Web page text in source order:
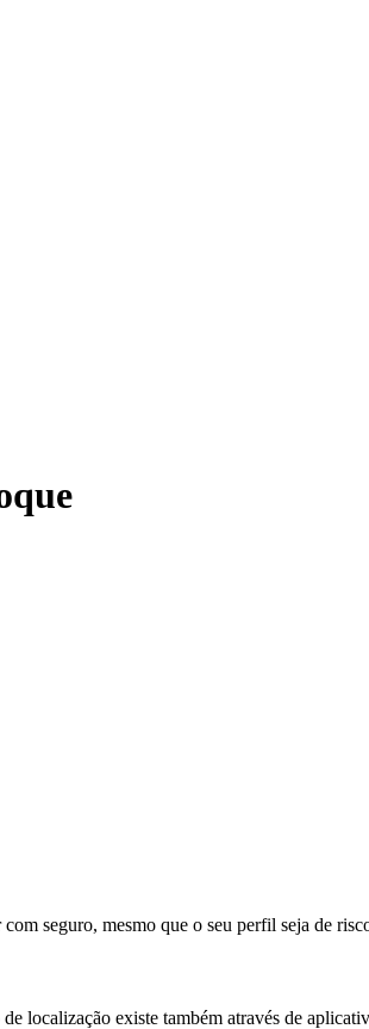
seguro, mesmo que o seu perfil seja de
localização existe também através de